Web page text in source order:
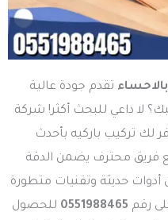
تقدم جودة عالية
لا داعي للبحث أكثر! شركة
تركيب باركيه بأحدث
فريق محترف يضمن الدقة
حديثة وتقنيات متطورة
رقم 0551988465 للحصول